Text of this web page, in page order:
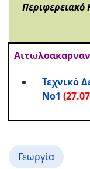
Περιφερειακό
Τεχνικό
Νο1
Γεωργία